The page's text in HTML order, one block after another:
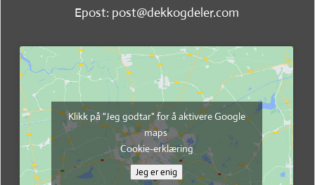
Epost: post@dekkogdeler.com
Klikk på "Jeg godtar" for å aktivere Google
maps
Cookie-erklæring
Jeg er enig